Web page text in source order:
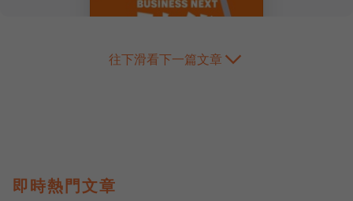
往下滑看下一篇文章
即時熱門文章